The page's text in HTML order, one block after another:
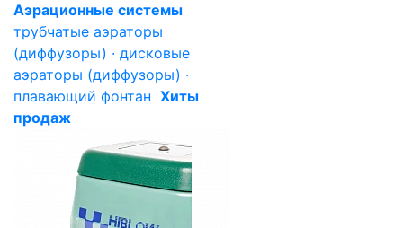
Аэрационные системы
трубчатые аэраторы
(диффузоры) · дисковые
аэраторы (диффузоры) ·
плавающий фонтан Хиты
продаж